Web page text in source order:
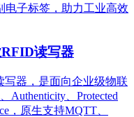
电子标签，助力工业高效
读写器
写器，是面向企业级物联
Authenticity、Protected
，原生支持MQTT、